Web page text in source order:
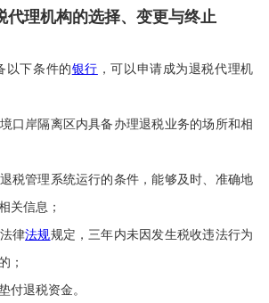
代理机构的选择、变更与终止
以下条件的银行 ，可以申请成为退税代理机
境口岸隔离区内具备办理退税业务的场所和相
退税管理系统运行的条件，能够及时、准确地
关信息；
律法规规定，三年内未因发生税收违法行为
；
付退税资金。